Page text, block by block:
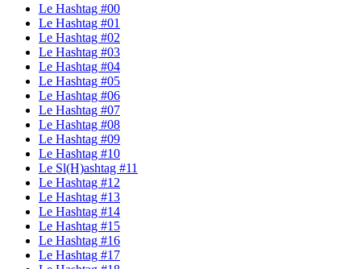
Le Hashtag #00
Le Hashtag #01
Le Hashtag #02
Le Hashtag #03
Le Hashtag #04
Le Hashtag #05
Le Hashtag #06
Le Hashtag #07
Le Hashtag #08
Le Hashtag #09
Le Hashtag #10
Le Sl(H)ashtag #11
Le Hashtag #12
Le Hashtag #13
Le Hashtag #14
Le Hashtag #15
Le Hashtag #16
Le Hashtag #17